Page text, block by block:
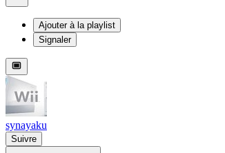
Ajouter à la playlist
Signaler
synayaku
Suivre